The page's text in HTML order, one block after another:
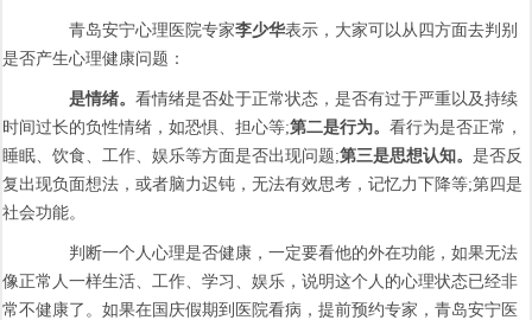
青岛安宁心理医院专家李少华表示，大家可以从四方面去判别
是否产生心理健康问题：
是情绪。看情绪是否处于正常状态，是否有过于严重以及持续
时间过长的负性情绪，如恐惧、担心等;第二是行为。看行为是否正常，
睡眠、饮食、工作、娱乐等方面是否出现问题;第三是思想认知。是否反
复出现负面想法，或者脑力迟钝，无法有效思考，记忆力下降等;第四是
社会功能。
判断一个人心理是否健康，一定要看他的外在功能，如果无法
像正常人一样生活、工作、学习、娱乐，说明这个人的心理状态已经非
常不健康了。如果在国庆假期到医院看病，提前预约专家，青岛安宁医